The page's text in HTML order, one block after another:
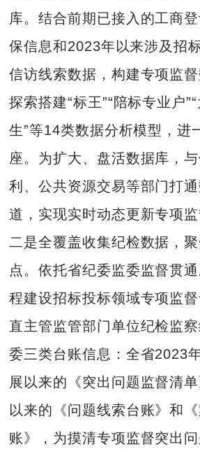
库。结合前期已接入的工商
保信息和2023年以来涉及招
信访线索数据，构建专项监督
探索搭建“标王”“陪标专业户
生”等14类数据分析模型，进
座。为扩大、盘活数据库，
利、公共资源交易等部门打
道，实现实时动态更新专项监
二是全覆盖收集纪检数据，
点。依托省纪委监委监督贯
程建设招标投标领域专项监
直主管监管部门单位纪检监
委三类台账信息：全省2023
展以来的《突出问题监督清
以来的《问题线索台账》和
账》，为摸清专项监督突出